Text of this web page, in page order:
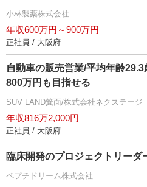
小林製薬株式会社
年収600万円～900万円
正社員 / 大阪府
自動車の販売営業/平均年齢
800万円も目指せる
SUV LAND箕面/株式会社ネクステージ
年収816万2,000円
正社員 / 大阪府
臨床開発のプロジェクトリーダ
ペプチドリーム株式会社